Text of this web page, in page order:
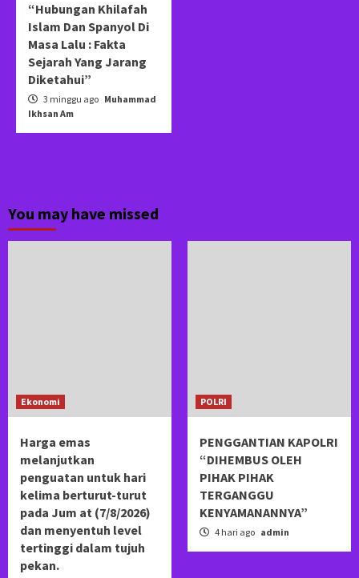
“Hubungan Khilafah
Islam Dan Spanyol Di
Masa Lalu : Fakta
Sejarah Yang Jarang
Diketahui”
3 minggu ago Muhammad
Ikhsan Am
You may have missed
Ekonomi
Harga emas
melanjutkan
penguatan untuk hari
kelima berturut-turut
pada Jum at (7/8/2026)
dan menyentuh level
tertinggi dalam tujuh
pekan.
POLRI
PENGGANTIAN KAPOLRI
“DIHEMBUS OLEH
PIHAK PIHAK
TERGANGGU
KENYAMANANNYA”
4 hari ago admin